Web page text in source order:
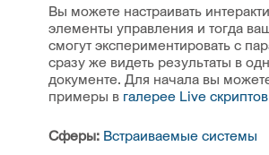
Вы можете настраивать
элементы управления и тогда
смогут экспериментировать с
сразу же видеть результаты в
документе. Для начала вы
примеры в галерее Live скриптов
Сферы: Встраиваемые системы